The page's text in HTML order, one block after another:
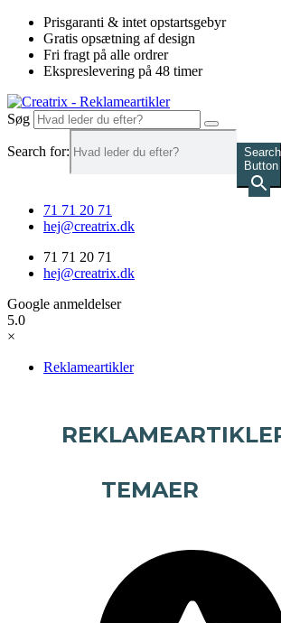
Videre
indhold
Prisgaranti & intet opstartsgebyr
Gratis opsætning af design
Fri fragt på alle ordrer
Ekspreslevering på 48 timer
Søg
Search for:
Search
Button
71 71 20 71
hej@creatrix.dk
71 71 20 71
hej@creatrix.dk
Google anmeldelser
5.0
×
Reklameartikler
TEMAER